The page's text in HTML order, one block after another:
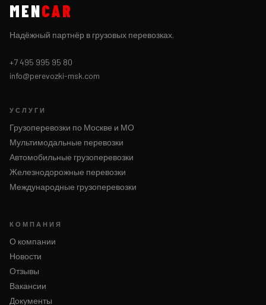
MENCAR
Надёжный партнёр в грузовых перевозках.
+7 495 995 95 80
info@perevozki-msk.com
УСЛУГИ
Грузоперевозки по Москве и МО
Мультимодальные перевозки
Автомобильные грузоперевозки
Железнодорожные перевозки
Международные грузоперевозки
КОМПАНИЯ
О компании
Новости
Отзывы
Вакансии
Документы